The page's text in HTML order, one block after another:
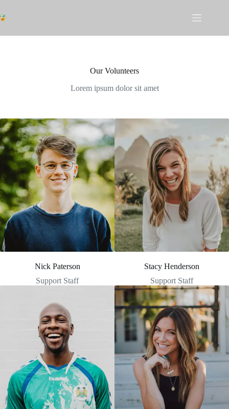
al
contingut
Our Volunteers
Lorem ipsum dolor sit amet
Nick Paterson
Support Staff
Stacy Henderson
Support Staff